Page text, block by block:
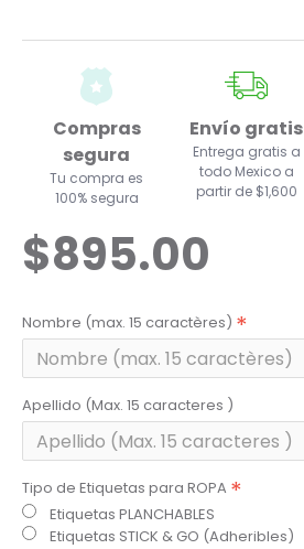
Compras
segura
Tu compra es
100% segura
Envío gratis
Entrega gratis a
todo Mexico a
partir de $1,600
$895.00
Nombre (max. 15 caractères)
Apellido (Max. 15 caracteres )
Tipo de Etiquetas para ROPA
Etiquetas PLANCHABLES
Etiquetas STICK & GO (Adheribles)